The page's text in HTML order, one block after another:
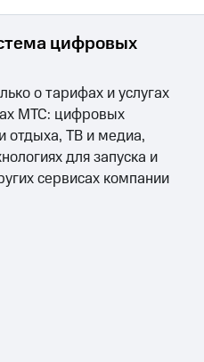
цифровых
о тарифах и услугах
МТС: цифровых
отдыха, ТВ и медиа,
для запуска и
сервисах компании